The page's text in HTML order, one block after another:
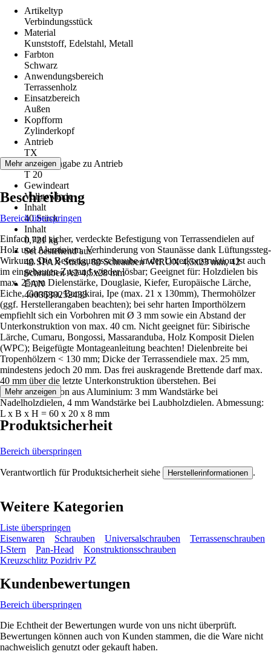
Artikeltyp
Verbindungsstück
Material
Kunststoff, Edelstahl, Metall
Farbton
Schwarz
Anwendungsbereich
Terrassenholz
Einsatzbereich
Außen
Kopfform
Zylinderkopf
Antrieb
TX
Größenangabe zu Antrieb
T 20
Gewindeart
Vollgewinde
Inhalt
40 Stück
Inhalt
0,721 kg
Set bestehend aus
40 SPAX Sticks, 80 Schrauben WIROX 4,5x23 mm, 42
Schrauben A2 4,5x28 mm
EAN
4003530252433
Mehr anzeigen
Beschreibung
Bereich überspringen
Einfach und sicher, verdeckte Befestigung von Terrassendielen auf
Holz und Aluminium, Verhinderung von Staunässe dank Lüftungssteg-
Wirkung, Die Befestigungsschraube in der Unterkonstruktion ist auch
im eingebauten Zustand wieder lösbar; Geeignet für: Holzdielen bis
max. 25mm Dielenstärke, Douglasie, Kiefer, Europäische Lärche,
Eiche, Garappa, Bangkirai, Ipe (max. 21 x 130mm), Thermohölzer
(ggf. Herstellerangaben beachten); bei sehr harten Importhölzern
empfiehlt sich ein Vorbohren mit Ø 3 mm sowie ein Abstand der
Unterkonstruktion von max. 40 cm. Nicht geeignet für: Sibirische
Lärche, Cumaru, Bongossi, Massaranduba, Holz Komposit Dielen
(WPC); Beigefügte Montageanleitung beachten! Dielenbreite bei
Tropenhölzern < 130 mm; Dicke der Terrassendiele max. 25 mm,
mindestens jedoch 20 mm. Das frei auskragende Brettende darf max.
40 mm über die letzte Unterkonstruktion überstehen. Bei
Unterkonstruktion aus Aluminium: 3 mm Wandstärke bei
Nadelholzdielen, 4 mm Wandstärke bei Laubholzdielen. Abmessung:
L x B x H = 60 x 20 x 8 mm
Mehr anzeigen
Produktsicherheit
Bereich überspringen
Verantwortlich für Produktsicherheit siehe Herstellerinformationen .
Weitere Kategorien
Liste überspringen
Eisenwaren
Schrauben Universalschrauben
Terrassenschrauben
I-Stern
Pan-Head
Konstruktionsschrauben
Kreuzschlitz Pozidriv PZ
Kundenbewertungen
Bereich überspringen
Die Echtheit der Bewertungen wurde von uns nicht überprüft.
Bewertungen können auch von Kunden stammen, die die Ware nicht
nachweislich genutzt oder gekauft haben.